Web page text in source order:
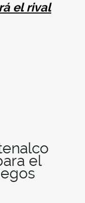
el rival
el